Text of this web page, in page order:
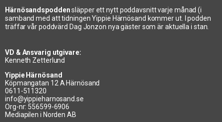
Härnösandspoddensläpper ett nytt poddavsnitt varje månad (i
samband med att tidningen Yippie Härnösand kommer ut. I podden
träffar vår poddvärd Dag Jonzon nya gäster som är aktuella i stan.
VD & Ansvarig utgivare:
Kenneth Zetterlund
Yippie Härnösand
Köpmangatan 12 A Härnösand
0611-511320
info@yippieharnosand.se
Org-nr: 556599-6906
Mediapilen i Norden AB